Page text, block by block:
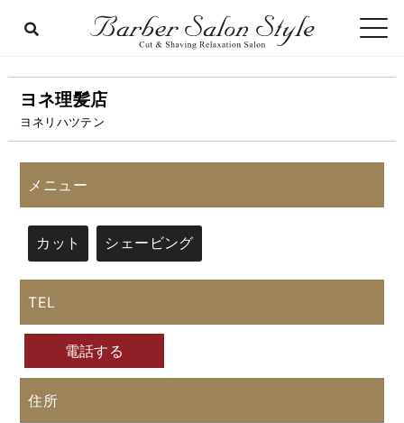
ヨネ理髪店
ヨネリハツテン
メニュー
カット シェービング
TEL
電話する
住所